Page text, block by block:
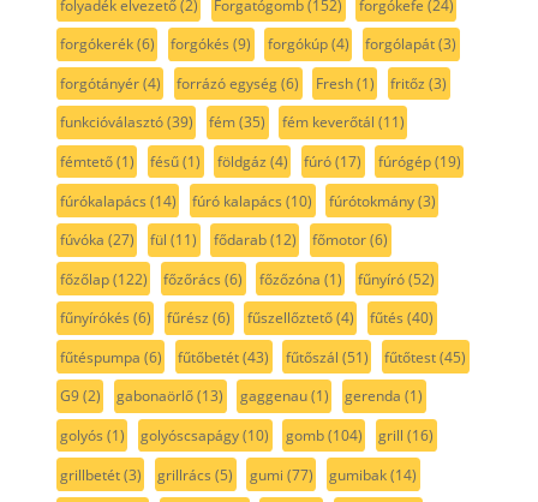
folyadék elvezető(2) Forgatógomb(152) forgókefe (24)
forgókerék(6) forgókés (9) forgókúp(4) forgólapát(3)
forgótányér(4) forrázó egység(6) Fresh(1) fritőz (3)
funkcióválasztó(39) fém(35) fém keverőtál (11)
fémtető(1) fésű(1) földgáz (4) fúró(17) fúrógép(19)
fúrókalapács (14) fúró kalapács (10) fúrótokmány(3)
fúvóka (27) fül (11) fődarab(12) főmotor(6)
főzőlap(122) főzőrács (6) főzőzóna (1) fűnyíró(52)
fűnyírókés (6) fűrész (6) fűszellőztető(4) fűtés (40)
fűtéspumpa (6) fűtőbetét(43) fűtőszál (51) fűtőtest(45)
G9(2) gabonaörlő(13) gaggenau(1) gerenda (1)
golyós (1) golyóscsapágy(10) gomb(104) grill (16)
grillbetét(3) grillrács (5) gumi (77) gumibak(14)